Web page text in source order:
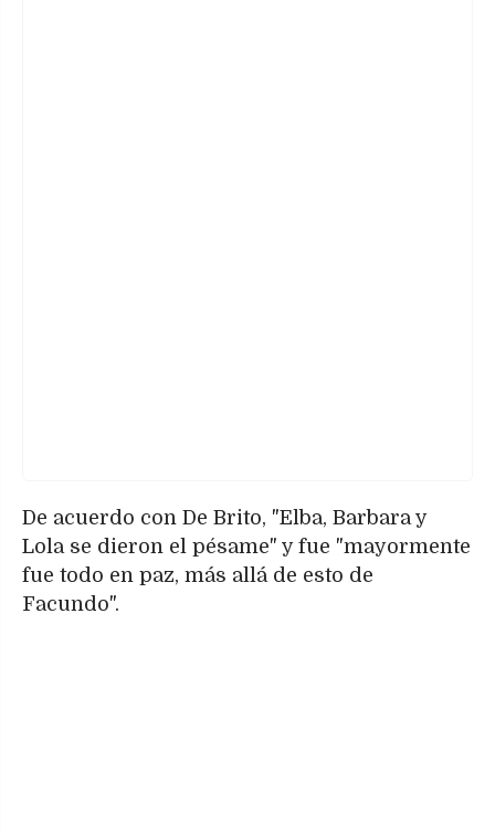
De acuerdo con De Brito, "Elba, Barbara y
Lola se dieron el pésame" y fue "mayormente
fue todo en paz, más allá de esto de
Facundo".